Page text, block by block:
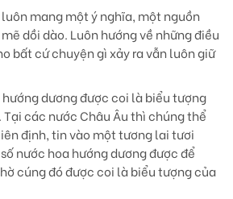
mang một ý nghĩa, một nguồn
dồi dào. Luôn hướng về những điều
bất cứ chuyện gì xảy ra vẫn luôn giữ
hướng dương được coi là biểu tượng
các nước Châu Âu thì chúng thể
định, tin vào một tương lai tươi
nước hoa hướng dương được để
cúng đó được coi là biểu tượng của